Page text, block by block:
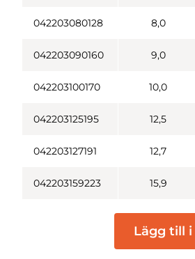
042203080128 8,0
042203090160 9,0
042203100170 10,0
042203125195 12,5
042203127191 12,7
042203159223 15,9
Lägg till